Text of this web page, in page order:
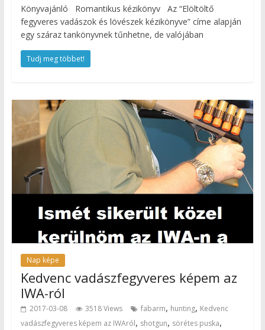
Könyvajánló Romantikus kézikönyv Az “Elöltöltő
fegyveres vadászok és lövészek kézikönyve” címe alapján
egy száraz tankönyvnek tűnhetne, de valójában
Tudj meg többet!
Nap képe
Kedvenc vadászfegyveres képem az
IWA-ról
2017-03-08 3518 Views fabarm, hunting, Kedvenc
vadászfegyveres képem az IWAról, shotgun, sörétes puska,